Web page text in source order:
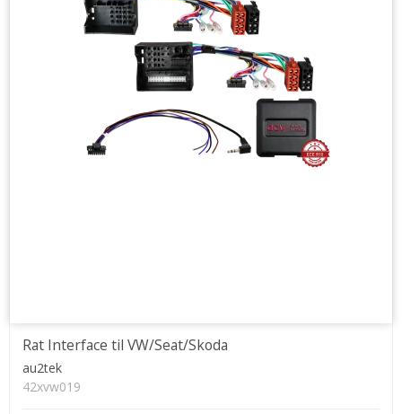
Rat Interface til VW/Seat/Skoda
au2tek
42xvw019